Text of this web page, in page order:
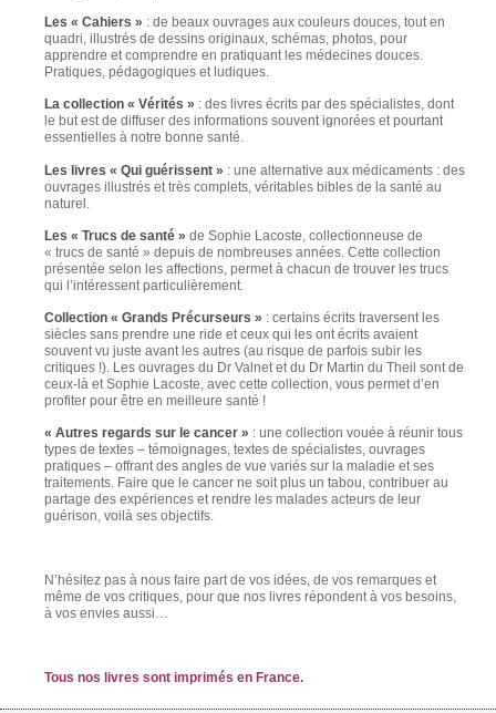
Les « Cahiers » : de beaux ouvrages aux couleurs douces, tout en
quadri, illustrés de dessins originaux, schémas, photos, pour
apprendre et comprendre en pratiquant les médecines douces.
Pratiques, pédagogiques et ludiques.
La collection « Vérités » : des livres écrits par des spécialistes, dont
le but est de diffuser des informations souvent ignorées et pourtant
essentielles à notre bonne santé.
Les livres « Qui guérissent » : une alternative aux médicaments : des
ouvrages illustrés et très complets, véritables bibles de la santé au
naturel.
Les « Trucs de santé » de Sophie Lacoste, collectionneuse de
« trucs de santé » depuis de nombreuses années. Cette collection
présentée selon les affections, permet à chacun de trouver les trucs
qui l’intéressent particulièrement.
Collection « Grands Précurseurs » : certains écrits traversent les
siècles sans prendre une ride et ceux qui les ont écrits avaient
souvent vu juste avant les autres (au risque de parfois subir les
critiques !). Les ouvrages du Dr Valnet et du Dr Martin du Theil sont de
ceux-là et Sophie Lacoste, avec cette collection, vous permet d’en
profiter pour être en meilleure santé !
« Autres regards sur le cancer » : une collection vouée à réunir tous
types de textes – témoignages, textes de spécialistes, ouvrages
pratiques – offrant des angles de vue variés sur la maladie et ses
traitements. Faire que le cancer ne soit plus un tabou, contribuer au
partage des expériences et rendre les malades acteurs de leur
guérison, voilà ses objectifs.
N’hésitez pas à nous faire part de vos idées, de vos remarques et
même de vos critiques, pour que nos livres répondent à vos besoins,
à vos envies aussi…
Tous nos livres sont imprimés en France.